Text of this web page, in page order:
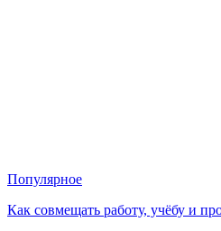
Популярное
Как совмещать работу, учёбу и